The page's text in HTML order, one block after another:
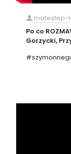
matestep-
Po co
Gorzycki,